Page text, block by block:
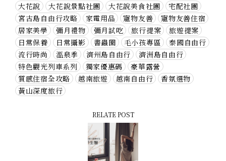
大花說
大花說景點社團 大花說美食社團
宅配社團
宮古島自由行攻略
家電用品 寵物友善
寵物友善住宿
居家美學
彌月禮物 彌月試吃 旅行提案
旅遊提案
日常保養
日常攝影 書蟲圈 毛小孩專區
泰國自由行
流行時尚
溫泉季 濟州島自由行
濟洲島自由行
特色觀光列車系列
獨家優惠碼
豪華露營
質感住宿全攻略
越南旅遊 越南自由行
香氛選物
黃山深度旅行
RELATE POST